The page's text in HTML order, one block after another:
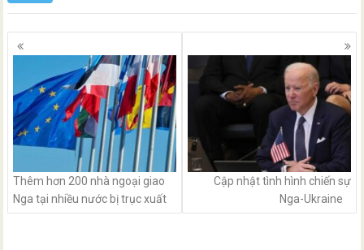
Posts
navigation
Thêm hơn 200 nhà ngoại giao
Nga tại nhiều nước bị trục xuất
Cập nhật tình hình chiến sự
Nga-Ukraine